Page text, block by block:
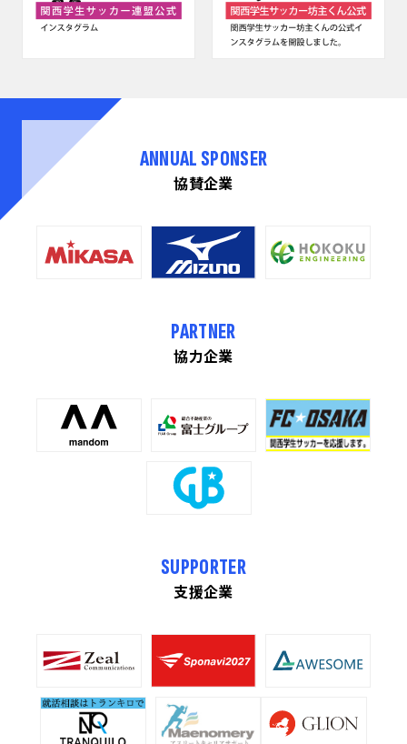
ANNUAL SPONSER
協賛企業
PARTNER
協力企業
SUPPORTER
支援企業